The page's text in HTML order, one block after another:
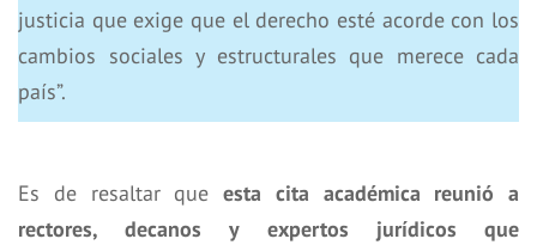
justicia que exige que el derecho esté acorde con los
cambios sociales y estructurales que merece cada
país”.
Es de resaltar que esta cita académica reunió a
rectores, decanos y expertos jurídicos que